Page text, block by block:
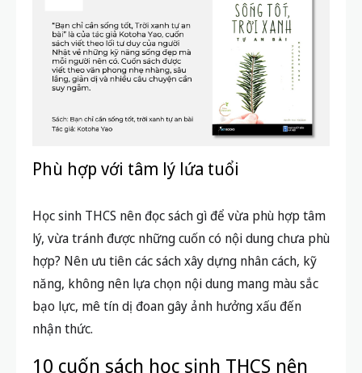
Phù hợp với tâm lý lứa tuổi
Học sinh THCS nên đọc sách gì để vừa phù hợp tâm
lý, vừa tránh được những cuốn có nội dung chưa phù
hợp? Nên ưu tiên các sách xây dựng nhân cách, kỹ
năng, không nên lựa chọn nội dung mang màu sắc
bạo lực, mê tín dị đoan gây ảnh hưởng xấu đến
nhận thức.
10 cuốn sách học sinh THCS nên